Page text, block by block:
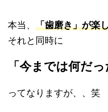
本当、 「歯磨き」が楽
それと同時に
「今までは何だっ
ってなりますが、、笑